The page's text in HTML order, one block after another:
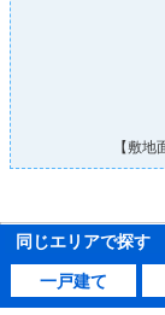
【敷地
同じエリアで探す
一戸建て